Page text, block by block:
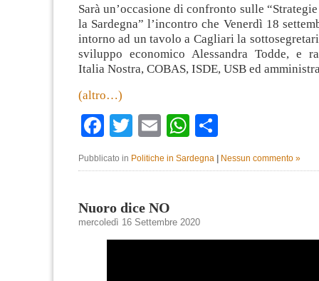
Sarà un’occasione di confronto sulle
la Sardegna” l’incontro che Venerdì 18
intorno ad un tavolo a Cagliari la
sviluppo economico Alessandra Todde, e
Italia Nostra, COBAS, ISDE, USB ed
(altro…)
Facebook
TwitterEmailWhatsApp
Pubblicato in Politiche in Sardegna | Nessun commento »
Nuoro dice NO
mercoledì 16 Settembre 2020